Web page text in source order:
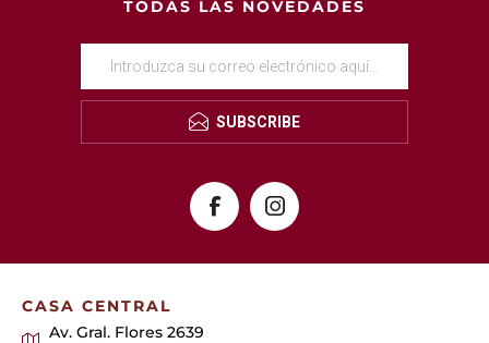
TODAS LAS NOVEDADES
SUBSCRIBE
CASA CENTRAL
Av. Gral. Flores 2639